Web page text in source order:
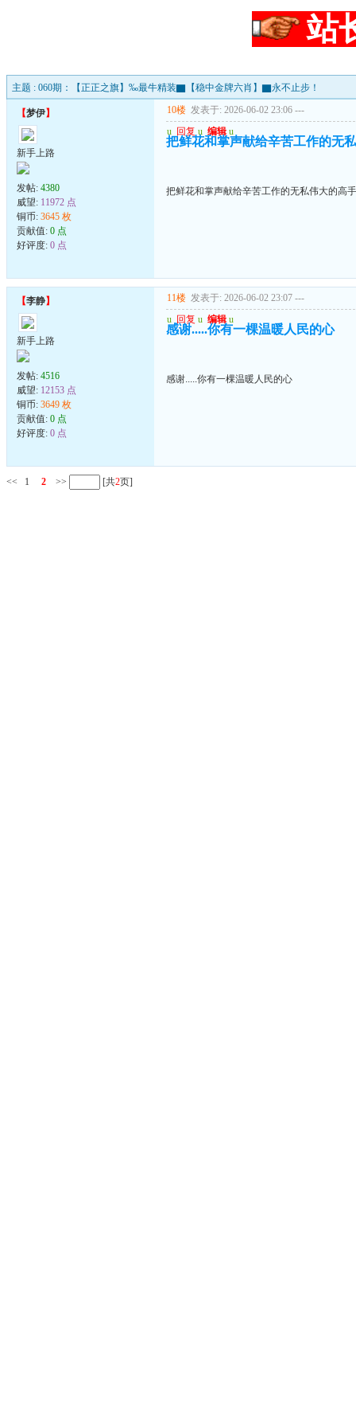
站
主题 : 060期：【正正之旗】‰最牛精装▇【稳中金牌六肖】▇永不止步！
【梦伊】
新手上路
发帖: 4380
威望: 11972 点
铜币: 3645 枚
贡献值: 0 点
好评度: 0 点
10楼 发表于: 2026-06-02 23:06 ---
u 回复 u 编辑 u
把鲜花和掌声献给辛苦工作的无
把鲜花和掌声献给辛苦工作的无私伟大的高
【李静】
新手上路
发帖: 4516
威望: 12153 点
铜币: 3649 枚
贡献值: 0 点
好评度: 0 点
11楼 发表于: 2026-06-02 23:07 ---
u 回复 u 编辑 u
感谢.....你有一棵温暖人民的心
感谢.....你有一棵温暖人民的心
<< 1 2 >> [共2页]